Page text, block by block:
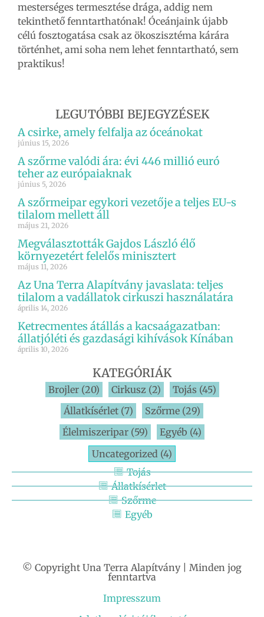
mesterséges termesztése drága, addig nem
tekinthető fenntarthatónak! Óceánjaink újabb
célú fosztogatása csak az ökoszisztéma kárára
történhet, ami soha nem lehet fenntartható, sem
praktikus!
LEGUTÓBBI BEJEGYZÉSEK
A csirke, amely felfalja az óceánokat
június 15, 2026
A szőrme valódi ára: évi 446 millió euró
teher az európaiaknak
június 5, 2026
A szőrmeipar egykori vezetője a teljes EU-s
tilalom mellett áll
május 21, 2026
Megválasztották Gajdos László élő
környezetért felelős minisztert
május 11, 2026
Az Una Terra Alapítvány javaslata: teljes
tilalom a vadállatok cirkuszi használatára
április 14, 2026
Ketrecmentes átállás a kacsaágazatban:
állatjóléti és gazdasági kihívások Kínában
április 10, 2026
KATEGÓRIÁK
Brojler (20) Cirkusz (2) Tojás (45)
Állatkísérlet (7) Szőrme (29)
Élelmiszeripar (59) Egyéb (4)
Uncategorized (4)
Tojás
Állatkísérlet
Szőrme
Egyéb
© Copyright Una Terra Alapítvány | Minden jog
fenntartva
Impresszum